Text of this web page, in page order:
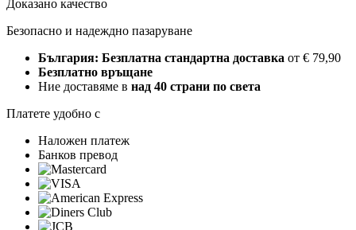
Доказано качество
Безопасно и надеждно пазаруване
България: Безплатна стандартна доставка от € 79,90
Безплатно връщане
Ние доставяме в над 40 страни по света
Платете удобно с
Наложен платеж
Банков превод